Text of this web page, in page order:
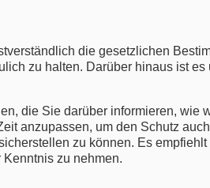
die gesetzlichen
zu halten. Darüber hinaus ist
die Sie darüber informieren, wie
anzupassen, um den Schutz
zu können. Es
zu nehmen.